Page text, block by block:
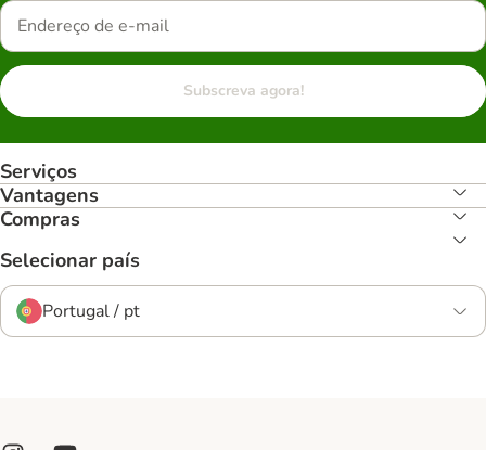
Subscreva agora!
Serviços
Vantagens
Compras
Selecionar país
Portugal / pt